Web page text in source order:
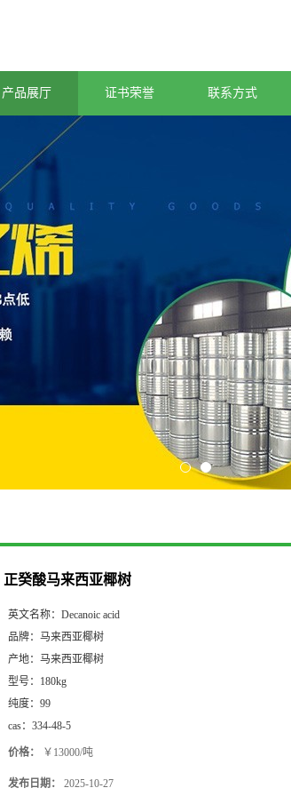
产品展厅 证书荣誉 联系方式
正癸酸马来西亚椰树
英文名称： Decanoic acid
品牌： 马来西亚椰树
产地： 马来西亚椰树
型号： 180kg
纯度： 99
cas： 334-48-5
价格： ￥13000/吨
发布日期： 2025-10-27